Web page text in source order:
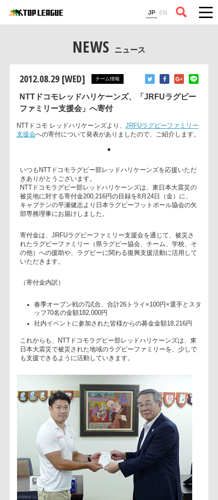
JP EN
コラム
NEWS ニュース
2012.08.29 [WED] チーム情報
NTTドコモレッドハリケーンズ、「JRFUラグビー
ファミリー支援会」へ寄付
NTTドコモ レッドハリケーンズより、 JRFUラグビーファミリ
への寄付について発表がありましたので、ご紹介します
●
いつもNTTドコモラグビー部レッドハリケーンズを応援いただ
きありがとうございます。
NTTドコモラグビー部レッドハリケーンズは、東日本大震災の
被災地に対する寄付金200,216円の目録を8月24日（金）に、
部専務理事にお届けしました。
寄付金は、JRFUラグビーファミリー支援会を通じて、被災さ
の他）への援助や、ラグビーに関わる復興支援活動に活用し
（寄付金内訳）
春季オープン戦の7試合、合計26トライ×100円×選手とス
ッフ70名の金額182,000円
社内イベントに参加された皆様からの募金金額18,216円
日本大震災で被災された地域のラグビーファミリーを、少し
も支援できるように活動していきます。